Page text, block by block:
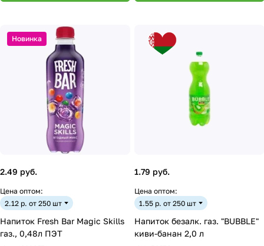
Новинка
2.49 руб.
Цена оптом:
2.12 р. от 250 шт
Напиток Fresh Bar Magic Skills
газ., 0,48л ПЭТ
1.79 руб.
Цена оптом:
1.55 р. от 250 шт
Напиток безалк. газ. "BUBBLE"
киви-банан 2,0 л